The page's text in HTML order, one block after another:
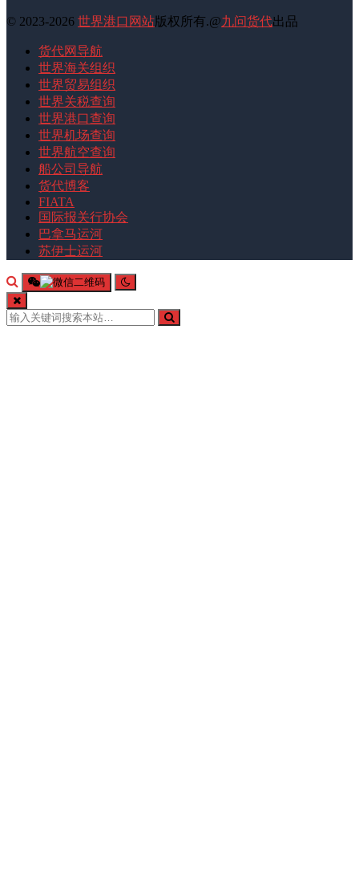
© 2023-2026 世界港口网站版权所有.@九问货代出品
货代网导航
世界海关组织
世界贸易组织
世界关税查询
世界港口查询
世界机场查询
世界航空查询
船公司导航
货代博客
FIATA
国际报关行协会
巴拿马运河
苏伊士运河